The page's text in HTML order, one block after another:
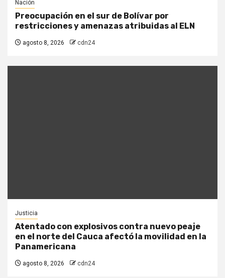
Nación
Preocupación en el sur de Bolívar por
restricciones y amenazas atribuidas al ELN
agosto 8, 2026 cdn24
Justicia
Atentado con explosivos contra nuevo peaje
en el norte del Cauca afectó la movilidad en la
Panamericana
agosto 8, 2026 cdn24